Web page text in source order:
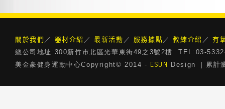
關於我們 ／ 器材介紹 ／最新活動 ／ 服務據點 ／教練介紹 ／有
總公司地址:300新竹市北區光華東街49之3號2樓 TEL:03-
美金豪健身運動中心Copyright© 2014 - ESUN Design ｜累計